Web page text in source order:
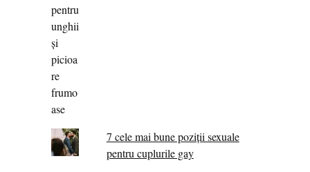
7 cele mai bune poziții sexuale
pentru cuplurile gay